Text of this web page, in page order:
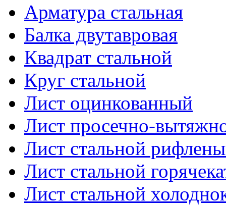
Арматура стальная
Балка двутавровая
Квадрат стальной
Круг стальной
Лист оцинкованный
Лист просечно-
Лист стальной
Лист стальной
Лист стальной